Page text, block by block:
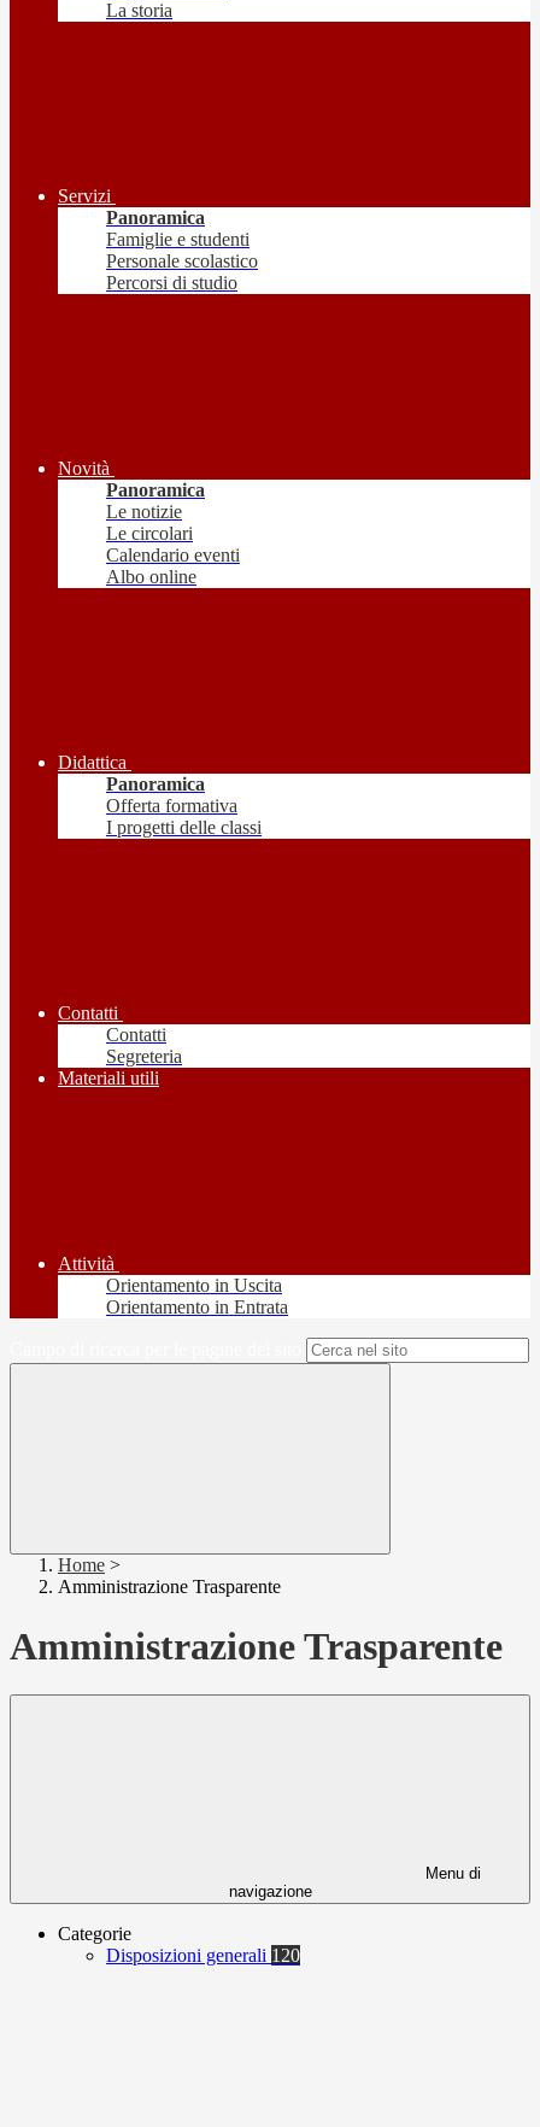
La storia
Servizi
Panoramica
Famiglie e studenti
Personale scolastico
Percorsi di studio
Novità
Panoramica
Le notizie
Le circolari
Calendario eventi
Albo online
Didattica
Panoramica
Offerta formativa
I progetti delle classi
Contatti
Contatti
Segreteria
Materiali utili
Attività
Orientamento in Uscita
Orientamento in Entrata
Home >
Amministrazione Trasparente
Amministrazione Trasparente
Menu di
navigazione
Categorie
Disposizioni generali 120